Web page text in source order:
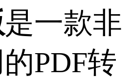
是一款非
PDF转